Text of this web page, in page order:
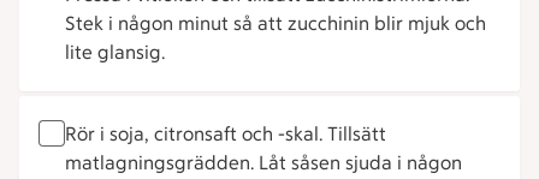
Stek i någon minut så att zucchinin blir mjuk och
lite glansig.
Rör i soja, citronsaft och -skal. Tillsätt
matlagningsgrädden. Låt såsen sjuda i någon